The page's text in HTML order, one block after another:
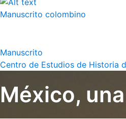
Manuscrito colombino
Manuscrito
Centro de Estudios de Historia
México,